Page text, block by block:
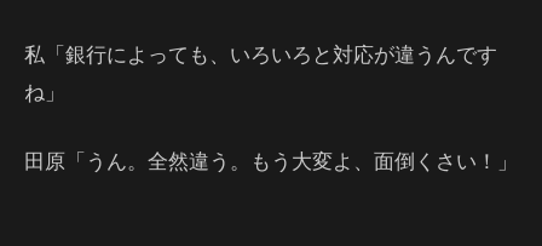
私「銀行によっても、いろいろと対応が違うんです
ね」
田原「うん。全然違う。もう大変よ、面倒くさい！」